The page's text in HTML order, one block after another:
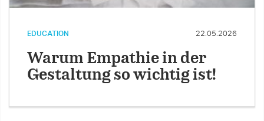
EDUCATION 22.05.2026
Warum Empathie in der
Gestaltung so wichtig ist!